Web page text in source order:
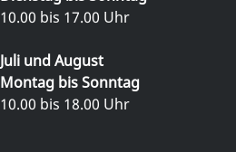
10.00 bis 17.00 Uhr
Juli und August
Montag bis Sonntag
10.00 bis 18.00 Uhr